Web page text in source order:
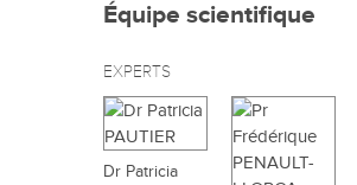
Équipe scientifique
EXPERTS
Dr Patricia